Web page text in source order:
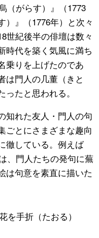
（がらす）』（1773
）』（1776年）と次々
世紀後半の俳壇は数々
時代を築く気風に満ち
乗りを上げたのであ
は門人の几董（きと
たと思われる。
知れた友人・門人の句
ごとにさまざまな趣向
徹している。例えば
、門人たちの発句に蕪
は句意を素直に描いた
を手折（たおる）